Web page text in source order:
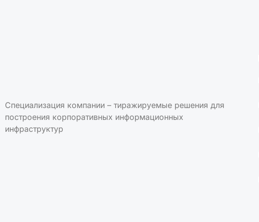
Специализация компании – тиражируемые решения для
построения корпоративных информационных
инфраструктур